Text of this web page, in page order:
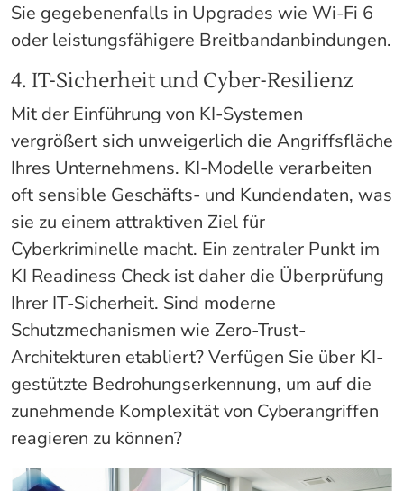
Sie gegebenenfalls in Upgrades wie Wi-Fi 6
oder leistungsfähigere Breitbandanbindungen.
4. IT-Sicherheit und Cyber-Resilienz
Mit der Einführung von KI-Systemen
vergrößert sich unweigerlich die Angriffsfläche
Ihres Unternehmens. KI-Modelle verarbeiten
oft sensible Geschäfts- und Kundendaten, was
sie zu einem attraktiven Ziel für
Cyberkriminelle macht. Ein zentraler Punkt im
KI Readiness Check ist daher die Überprüfung
Ihrer IT-Sicherheit. Sind moderne
Schutzmechanismen wie Zero-Trust-
Architekturen etabliert? Verfügen Sie über KI-
gestützte Bedrohungserkennung, um auf die
zunehmende Komplexität von Cyberangriffen
reagieren zu können?